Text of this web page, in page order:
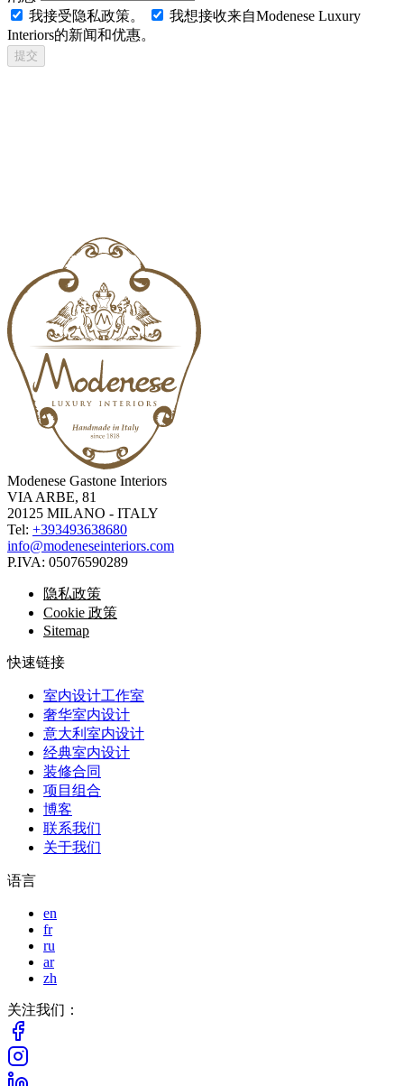
我接受隐私政策。
我想接收来自Modenese Luxury
Interiors的新闻和优惠。
提交
Modenese Gastone Interiors
VIA ARBE, 81
20125 MILANO - ITALY
Tel: +393493638680
info@modeneseinteriors.com
P.IVA: 05076590289
隐私政策
Cookie 政策
Sitemap
快速链接
室内设计工作室
奢华室内设计
意大利室内设计
经典室内设计
装修合同
项目组合
博客
联系我们
关于我们
语言
en
fr
ru
ar
zh
关注我们：